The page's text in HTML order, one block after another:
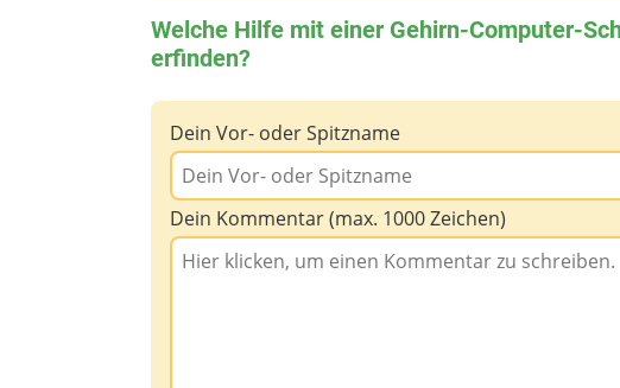
Welche Hilfe mit einer Gehirn-Computer-
erfinden?
Dein Vor- oder Spitzname
Dein Kommentar (max. 1000 Zeichen)